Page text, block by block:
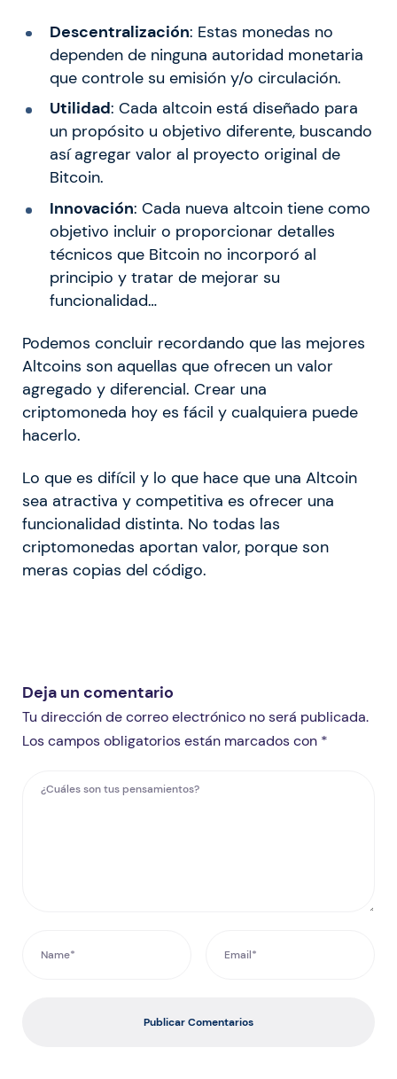
Descentralización: Estas monedas no
dependen de ninguna autoridad monetaria
que controle su emisión y/o circulación.
Utilidad: Cada altcoin está diseñado para
un propósito u objetivo diferente, buscando
así agregar valor al proyecto original de
Bitcoin.
Innovación: Cada nueva altcoin tiene como
objetivo incluir o proporcionar detalles
técnicos que Bitcoin no incorporó al
principio y tratar de mejorar su
funcionalidad…
Podemos concluir recordando que las mejores
Altcoins son aquellas que ofrecen un valor
agregado y diferencial. Crear una
criptomoneda hoy es fácil y cualquiera puede
hacerlo.
Lo que es difícil y lo que hace que una Altcoin
sea atractiva y competitiva es ofrecer una
funcionalidad distinta. No todas las
criptomonedas aportan valor, porque son
meras copias del código.
Deja un comentario
Tu dirección de correo electrónico no será publicada.
Los campos obligatorios están marcados con *
Publicar Comentarios